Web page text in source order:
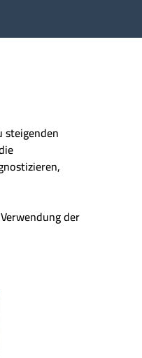
steigenden
der